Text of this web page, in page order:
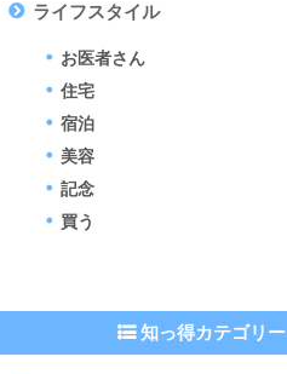
ライフスタイル
お医者さん
住宅
宿泊
美容
記念
買う
知っ得カテゴリー